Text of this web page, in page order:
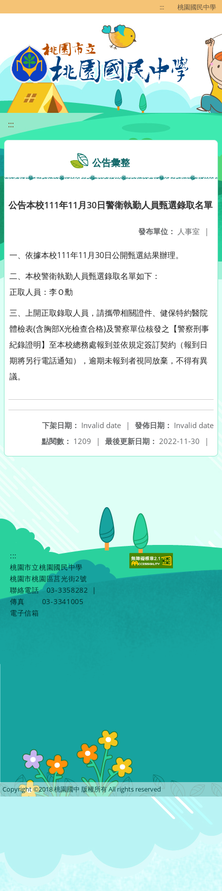
::: 桃園國民中學
:::
公告彙整
公告本校111年11月30日警衛執勤人員甄選錄取名單
發布單位： 人事室 |
一、依據本校111年11月30日公開甄選結果辦理。
二、本校警衛執勤人員甄選錄取名單如下：
正取人員：李Ｏ勳
三、上開正取錄取人員，請攜帶相關證件、健保特約醫院
體檢表(含胸部X光檢查合格)及警察單位核發之【警察刑事
紀錄證明】至本校總務處報到並依規定簽訂契約（報到日
期將另行電話通知），逾期未報到者視同放棄，不得有異
議。
發佈日期： Invalid date
下架日期： Invalid date
|
最後更新日期： 2022-11-30 |
點閱數： 1209 |
:::
桃園市立桃園國民中學
桃園市桃園區莒光街2號
聯絡電話
03-3358282
|
傳真
03-3341005
電子信箱
Copyright ©2018 桃園國中 版權所有 All rights reserved